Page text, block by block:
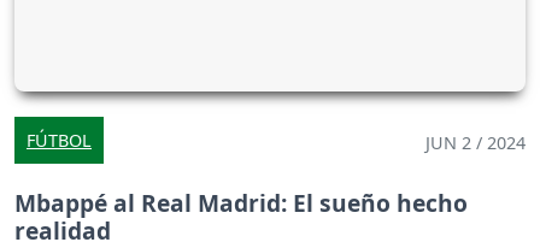
FÚTBOL JUN 2 / 2024
Mbappé al Real Madrid: El sueño hecho
realidad